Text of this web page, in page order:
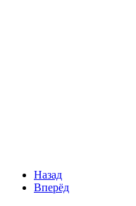
Назад
Вперёд